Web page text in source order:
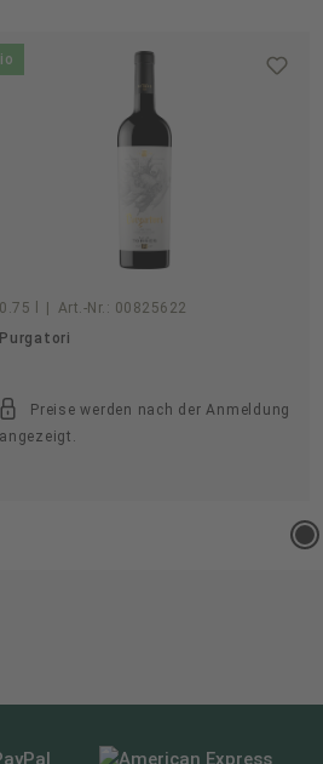
0.75 l Art.-Nr.: 00825622
Purgatori
Preise werden nach der Anmeldung
angezeigt.